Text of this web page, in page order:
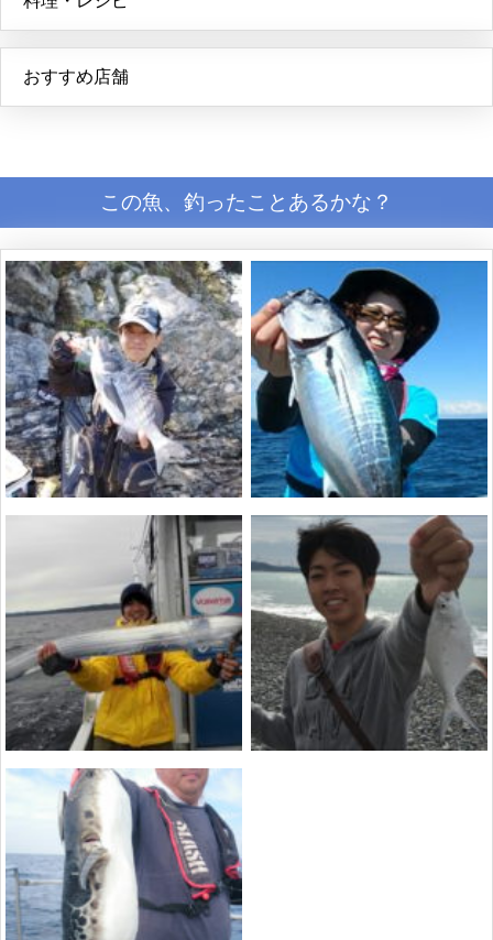
おすすめ店舗
この魚、釣ったことあるかな？